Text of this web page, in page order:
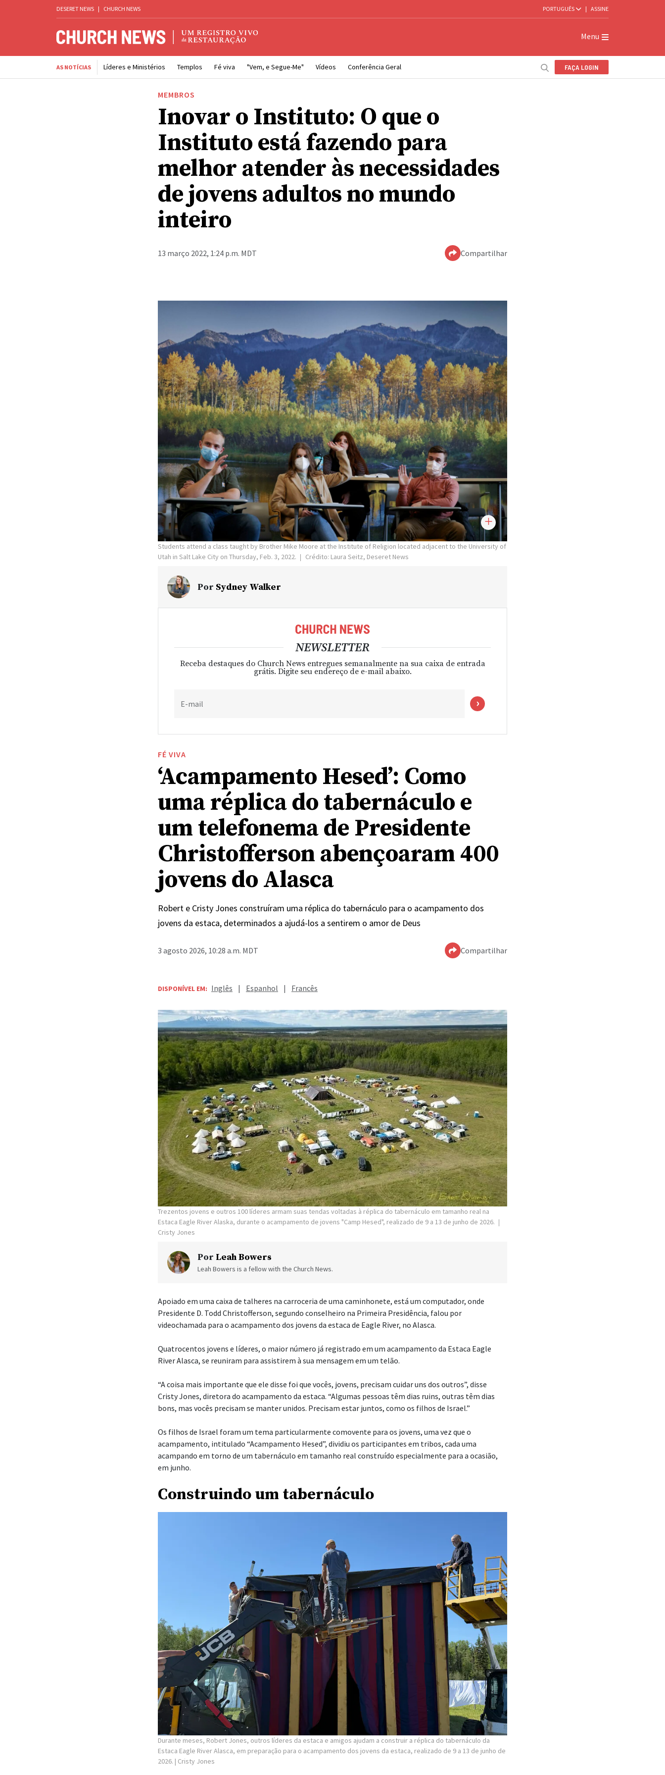
DESERET NEWS | CHURCH NEWS PORTUGUÊS | ASSINE
Menu
AS NOTÍCIAS Líderes e Ministérios Templos Fé viva "Vem, e Segue-Me" Vídeos Conferência Geral FAÇA LOGIN
MEMBROS
Inovar o Instituto: O que o
Instituto está fazendo para
melhor atender às necessidades
de jovens adultos no mundo
inteiro
13 março 2022, 1:24 p.m. MDT Compartilhar
Students attend a class taught by Brother Mike Moore at the Institute of Religion located adjacent to the University of
Utah in Salt Lake City on Thursday, Feb. 3, 2022.
Crédito: Laura Seitz, Deseret News
Por Sydney Walker
NEWSLETTER
Receba destaques do Church News entregues semanalmente na sua caixa de entrada
grátis. Digite seu endereço de e-mail abaixo.
E-mail
FÉ VIVA
‘Acampamento Hesed’: Como
uma réplica do tabernáculo e
um telefonema de Presidente
Christofferson abençoaram 400
jovens do Alasca
Robert e Cristy Jones construíram uma réplica do tabernáculo para o acampamento dos
jovens da estaca, determinados a ajudá-los a sentirem o amor de Deus
3 agosto 2026, 10:28 a.m. MDT Compartilhar
DISPONÍVEL EM: Inglês | Espanhol | Francês
Trezentos jovens e outros 100 líderes armam suas tendas voltadas à réplica do tabernáculo em tamanho real na
Estaca Eagle River Alaska, durante o acampamento de jovens "Camp Hesed", realizado de 9 a 13 de junho de 2026.
Cristy Jones
PorLeah Bowers
Leah Bowers is a fellow with the Church News.
Apoiado em uma caixa de talheres na carroceria de uma caminhonete, está um computador, onde
Presidente D. Todd Christofferson, segundo conselheiro na Primeira Presidência, falou por
videochamada para o acampamento dos jovens da estaca de Eagle River, no Alasca.
Quatrocentos jovens e líderes, o maior número já registrado em um acampamento da Estaca Eagle
River Alasca, se reuniram para assistirem à sua mensagem em um telão.
“A coisa mais importante que ele disse foi que vocês, jovens, precisam cuidar uns dos outros”, disse
Cristy Jones, diretora do acampamento da estaca. “Algumas pessoas têm dias ruins, outras têm dias
bons, mas vocês precisam se manter unidos. Precisam estar juntos, como os filhos de Israel.”
Os filhos de Israel foram um tema particularmente comovente para os jovens, uma vez que o
acampando em torno de um tabernáculo em tamanho real construído especialmente para a ocasião,
em junho.
Construindo um tabernáculo
Durante meses, Robert Jones, outros líderes da estaca e amigos ajudam a construir a réplica do tabernáculo da
Estaca Eagle River Alasca, em preparação para o acampamento dos jovens da estaca, realizado de 9 a 13 de junho de
Nove meses antes daquela terna conversa em formato de serão com um membro da Primeira
da estaca como diretores de acampamentos da estaca.
Na oração, um membro da presidência da estaca usou as palavras exatas: “Mudaremos uma geração”,
“Isto vai ser grandioso se ouvirmos o Espírito e seguirmos a sua direção”, pensou ele.
As orientações dos líderes locais foram mínimas: a estaca se sentiu inspirada a organizar um
Jones não demorou a decidir construir, ele mesmo, uma réplica em tamanho real do tabernáculo.
Os meses de preparação para o acampamento não seriam fáceis. “Basicamente, tirei uma licença no
Jones. “E então, no final das contas, construir tudo isso se tornou meu trabalho de tempo integral”, se
Ele e dois jovens construíram o tabernáculo, incluindo todas as suas peças detalhadas, com a ajuda de
outros membros da estaca. Embora a tarefa parecesse grande, Jones sentiu que as bênçãos que
indicavam ajuda divina eram inegáveis.
“Foi uma das maiores tarefas que já tentamos realizar, descobrir como montar tudo, mas, a cada passo,
as coisas simplesmente pareciam se encaixar”, disse ele. “Mês após mês, vez após vez, isso mudou
nossas vidas drasticamente.”
Ao relembrar a experiência, Robert Jones recordou diversos exemplos de intervenção divina, por
menores que parecessem:
Enquanto construía a réplica do tabernáculo, ele encontrou uma reprodução perfeita das tábuas dos
Dez Mandamentos em uma exposição de carros em Las Vegas, Nevada, para colocar dentro da Arca da
Aliança. Ele também conseguiu entrar em contato com o homem que criou a réplica do propiciatório
para o filme “Indiana Jones e os Caçadores da Arca Perdida”, que lhe vendeu todos os componentes
necessários para recriá-lo, algo que, para ele, foram pequenos milagres.